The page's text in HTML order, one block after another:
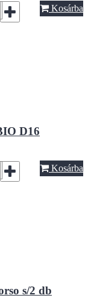
Kosárba
D16
Kosárba
s/2 db